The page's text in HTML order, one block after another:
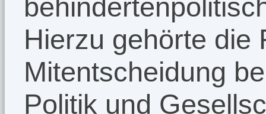
Hierzu gehörte die
Mitentscheidung
Politik und